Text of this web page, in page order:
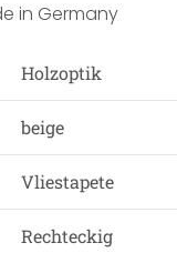
in Germany
Holzoptik
beige
Vliestapete
Rechteckig